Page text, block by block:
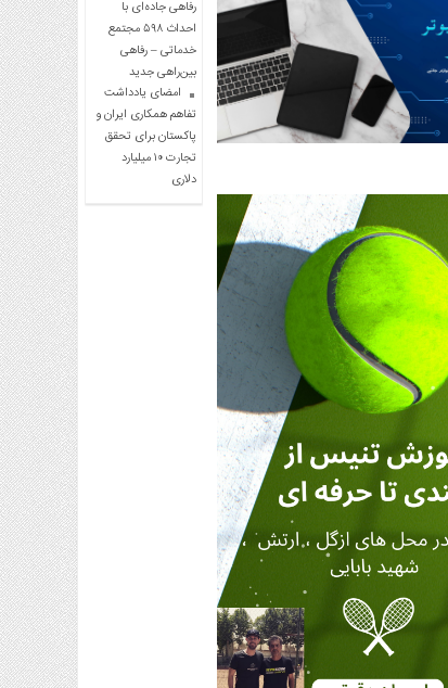
رفاهی جاده‌ای با
احداث ۵۹۸ مجتمع
خدماتی – رفاهی
بین‌راهی جدید
امضای یادداشت
تفاهم همکاری ایران و
پاکستان برای تحقق
تجارت ۱۰ میلیارد
دلاری